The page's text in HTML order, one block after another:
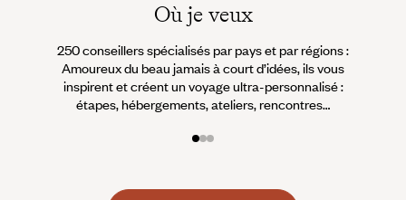
Où je veux
250 conseillers spécialisés par pays et par régions :
Amoureux du beau jamais à court d’idées, ils vous
inspirent et créent un voyage ultra-personnalisé :
étapes, hébergements, ateliers, rencontres…